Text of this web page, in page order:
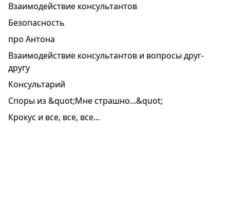
Взаимодействие консультантов
Безопасность
про Антона
Взаимодействие консультантов и вопросы друг-
другу
Консультарий
Споры из &quot;Мне страшно...&quot;
Крокус и все, все, все...